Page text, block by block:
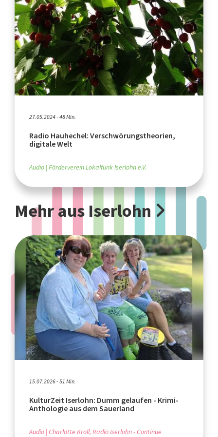
27.05.2024 - 48 Min.
Radio Hauhechel: Verschwörungstheorien,
digitale Welt
Audio Förderverein Lokalfunk Iserlohn e.V.
Mehr aus Iserlohn
15.07.2026 - 51 Min.
KulturZeit Iserlohn: Dumm gelaufen - Krimi-
Anthologie aus dem Sauerland
Audio Charlotte Kroll, Radio Iserlohn - Continue